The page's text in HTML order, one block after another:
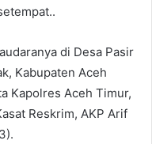
di Desa Pasir
Kabupaten Aceh
Kapolres Aceh Timur,
Reskrim, AKP Arif